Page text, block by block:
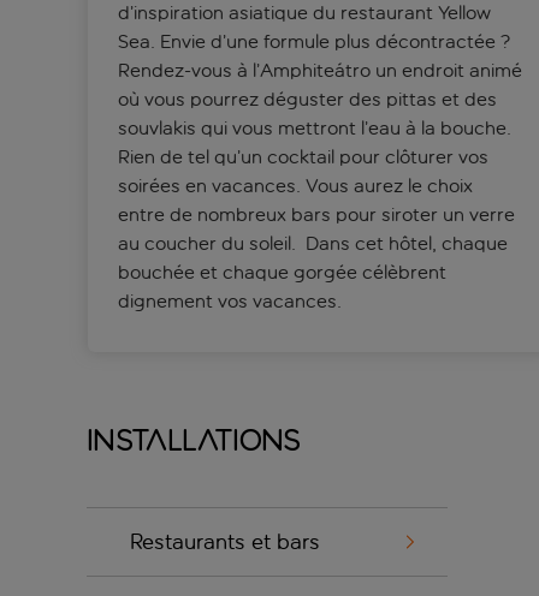
d’inspiration asiatique du restaurant Yellow
Sea. Envie d’une formule plus décontractée ?
Rendez-vous à l’Amphiteátro un endroit animé
où vous pourrez déguster des pittas et des
souvlakis qui vous mettront l’eau à la bouche.
Rien de tel qu’un cocktail pour clôturer vos
soirées en vacances. Vous aurez le choix
entre de nombreux bars pour siroter un verre
au coucher du soleil. Dans cet hôtel, chaque
bouchée et chaque gorgée célèbrent
dignement vos vacances.
Installations
Restaurants et bars